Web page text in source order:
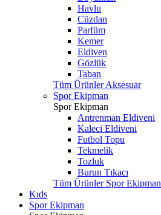
Havlu
Cüzdan
Parfüm
Kemer
Eldiven
Gözlük
Taban
Tüm Ürünler Aksesuar
Spor Ekipman
Spor Ekipman
Antrenman Eldiveni
Kaleci Eldiveni
Futbol Topu
Tekmelik
Tozluk
Burun Tıkacı
Tüm Ürünler Spor Ekipman
Kıds
Spor Ekipman